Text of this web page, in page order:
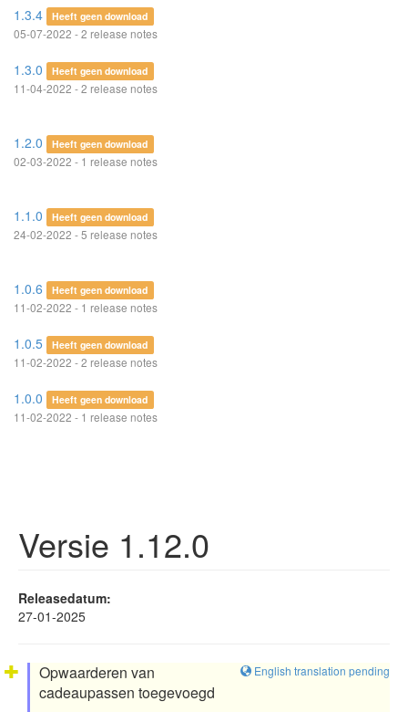
1.3.4 Heeft geen download
05-07-2022 - 2 release notes
1.3.0 Heeft geen download
11-04-2022 - 2 release notes
1.2.0 Heeft geen download
02-03-2022 - 1 release notes
1.1.0 Heeft geen download
24-02-2022 - 5 release notes
1.0.6 Heeft geen download
11-02-2022 - 1 release notes
1.0.5 Heeft geen download
11-02-2022 - 2 release notes
1.0.0 Heeft geen download
11-02-2022 - 1 release notes
Versie 1.12.0
Releasedatum:
27-01-2025
English translation pending
Opwaarderen van
cadeaupassen toegevoegd